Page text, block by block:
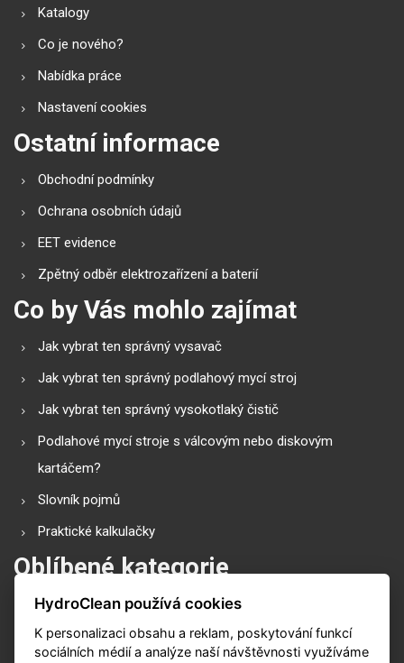
Katalogy
Co je nového?
Nabídka práce
Nastavení cookies
Ostatní informace
Obchodní podmínky
Ochrana osobních údajů
EET evidence
Zpětný odběr elektrozařízení a baterií
Co by Vás mohlo zajímat
Jak vybrat ten správný vysavač
Jak vybrat ten správný podlahový mycí stroj
Jak vybrat ten správný vysokotlaký čistič
Podlahové mycí stroje s válcovým nebo diskovým
kartáčem?
Slovník pojmů
Praktické kalkulačky
Oblíbené kategorie
Průmyslové vysavače
Vysokotlaké čističe
HydroClean používá cookies
K personalizaci obsahu a reklam, poskytování funkcí
sociálních médií a analýze naší návštěvnosti využíváme